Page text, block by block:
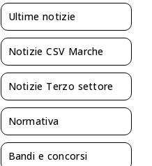
Ultime notizie
Notizie CSV Marche
Notizie Terzo settore
Normativa
Bandi e concorsi